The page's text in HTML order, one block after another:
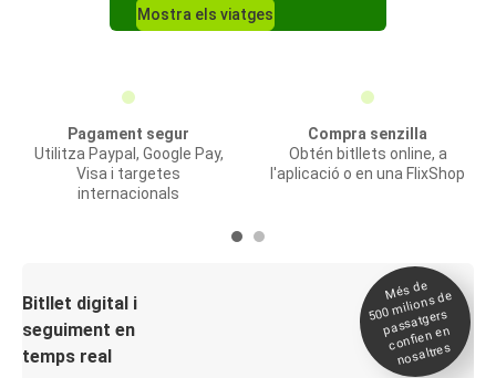
Mostra els viatges
Pagament segur
Utilitza Paypal, Google Pay,
Visa i targetes
internacionals
Compra senzilla
Obtén bitllets online, a
l'aplicació o en una FlixShop
Bitllet digital i
seguiment en
temps real
Més de
500
milions de
passatgers
confien en
nosaltres